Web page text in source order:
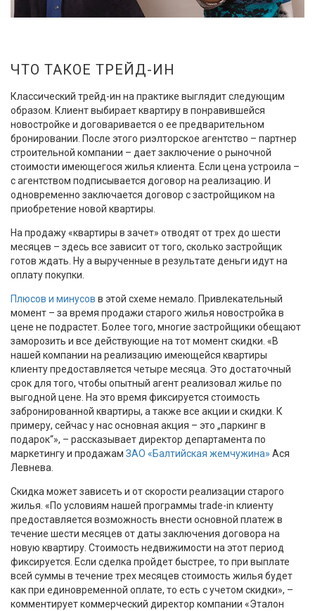
ЧТО ТАКОЕ ТРЕЙД-ИН
Классический трейд-ин на практике выглядит следующим
образом. Клиент выбирает квартиру в понравившейся
новостройке и договаривается о ее предварительном
бронировании. После этого риэлторское агентство – партнер
строительной компании – дает заключение о рыночной
стоимости имеющегося жилья клиента. Если цена устроила –
с агентством подписывается договор на реализацию. И
одновременно заключается договор с застройщиком на
приобретение новой квартиры.
На продажу «квартиры в зачет» отводят от трех до шести
месяцев – здесь все зависит от того, сколько застройщик
готов ждать. Ну а вырученные в результате деньги идут на
оплату покупки.
Плюсов и минусов в этой схеме немало. Привлекательный
момент – за время продажи старого жилья новостройка в
цене не подрастет. Более того, многие застройщики обещают
заморозить и все действующие на тот момент скидки. «В
нашей компании на реализацию имеющейся квартиры
клиенту предоставляется четыре месяца. Это достаточный
срок для того, чтобы опытный агент реализовал жилье по
выгодной цене. На это время фиксируется стоимость
забронированной квартиры, а также все акции и скидки. К
примеру, сейчас у нас основная акция – это „паркинг в
подарок“», – рассказывает директор департамента по
маркетингу и продажам ЗАО «Балтийская жемчужина» Ася
Левнева.
Скидка может зависеть и от скорости реализации старого
жилья. «По условиям нашей программы trade-in клиенту
предоставляется возможность внести основной платеж в
течение шести месяцев от даты заключения договора на
новую квартиру. Стоимость недвижимости на этот период
фиксируется. Если сделка пройдет быстрее, то при выплате
всей суммы в течение трех месяцев стоимость жилья будет
как при единовременной оплате, то есть с учетом скидки», –
комментирует коммерческий директор компании «Эталон